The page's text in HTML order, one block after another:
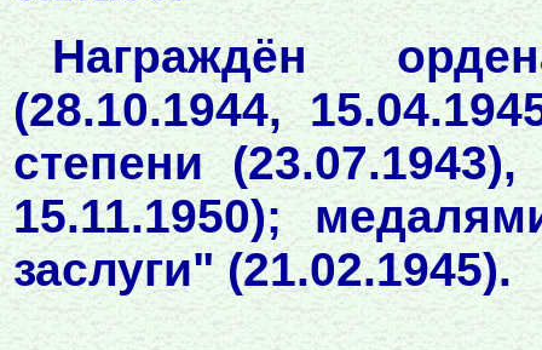
Награждён
(28.10.1944,
степени
15.11.1950);
заслуги" (21.02.1945).